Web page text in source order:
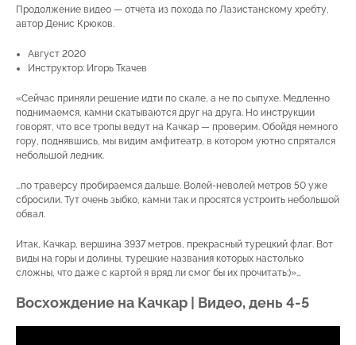
Продолжение видео — отчета из похода по Лазистанскому хребту,
автор Денис Крюков.
Август 2020
Инструктор: Игорь Ткачев
«Сейчас приняли решение идти по скале, а не по сыпухе. Медленно
поднимаемся, камни скатываются друг на друга. Но инструкции
говорят, что все тропы ведут на Качкар — проверим. Обойдя немного
гору, поднявшись, мы видим амфитеатр, в котором уютно спрятался
небольшой ледник.
…по траверсу пробираемся дальше. Волей-неволей метров 50 уже
сбросили. Тут очень зыбко, камни так и просятся устроить небольшой
обвал.
Итак, Качкар, вершина 3937 метров, прекрасный турецкий флаг. Вот
виды на горы и долины, турецкие названия которых настолько
сложны, что даже с картой я вряд ли смог бы их прочитать:)»…
Восхождение на Качкар | Видео, день 4-5